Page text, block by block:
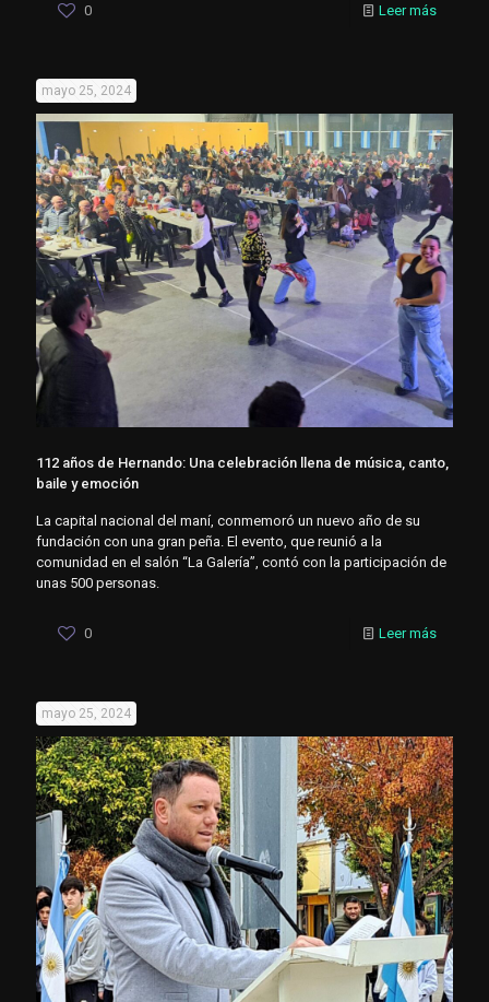
0 Leer más
mayo 25, 2024
112 años de Hernando: Una celebración llena de música, canto,
baile y emoción
La capital nacional del maní, conmemoró un nuevo año de su
fundación con una gran peña. El evento, que reunió a la
comunidad en el salón “La Galería”, contó con la participación de
unas 500 personas.
0 Leer más
mayo 25, 2024